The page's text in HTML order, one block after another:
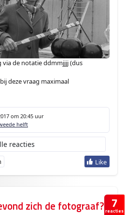
via de notatie ddmmjjjj (dus
deze vraag maximaal
om 20:45 uur
helft
reacties
7
reacties
zich de fotograaf?